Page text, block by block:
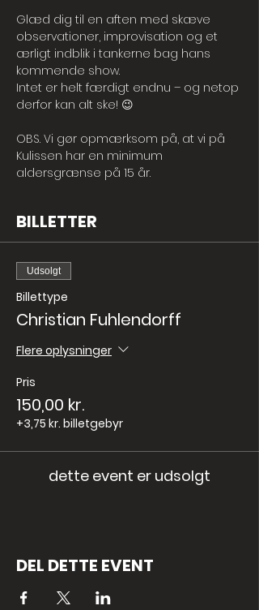
Glæd dig til en aften med skæve
observationer, improvisation og et
ærligt indblik i tankerne bag hans
kommende show.
Intet er helt færdigt endnu – og netop
derfor kan alt ske! 😉
OBS. Vi gør opmærksom på, at vi på
Kulissen har en minimum
aldersgrænse på 15 år.
BILLETTER
Udsolgt
Billettype
Christian Fuhlendorff
Flere oplysninger
Pris
150,00 kr.
+3,75 kr. billetgebyr
dette event er udsolgt
DEL DETTE EVENT